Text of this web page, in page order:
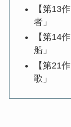
【第13
者」
【第14
船」
【第21
歌」